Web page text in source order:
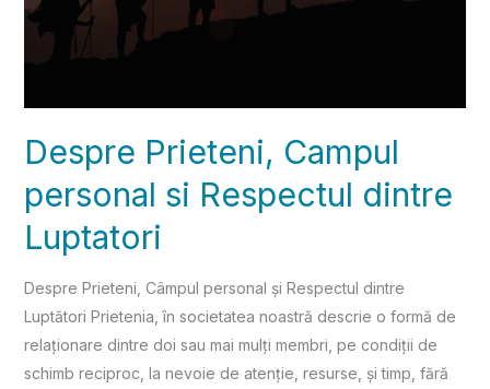
Despre Prieteni, Campul
personal si Respectul dintre
Luptatori
Despre Prieteni, Câmpul personal și Respectul dintre
Luptători Prietenia, în societatea noastră descrie o formă de
relaționare dintre doi sau mai mulți membri, pe condiții de
schimb reciproc, la nevoie de atenție, resurse, și timp, fără